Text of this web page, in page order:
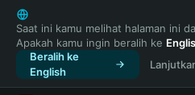
English
日本語
Tiếng Việt
Русский
Español (Latinoamérica)
Saat ini kamu melihat halaman ini
Apakah kamu ingin beralih ke
Beralih ke
English